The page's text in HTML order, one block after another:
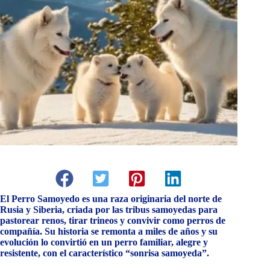
El Perro Samoyedo es una raza originaria del norte de
Rusia y Siberia, criada por las tribus samoyedas para
pastorear renos, tirar trineos y convivir como perros de
compañía. Su historia se remonta a miles de años y su
evolución lo convirtió en un perro familiar, alegre y
resistente, con el característico “sonrisa samoyeda”.